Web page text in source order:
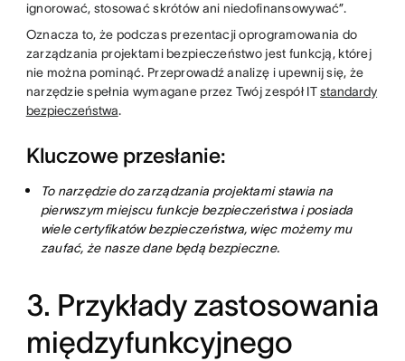
ignorować, stosować skrótów ani niedofinansowywać”.
Oznacza to, że podczas prezentacji oprogramowania do
zarządzania projektami bezpieczeństwo jest funkcją, której
nie można pominąć. Przeprowadź analizę i upewnij się, że
narzędzie spełnia wymagane przez Twój zespół ITstandardy
bezpieczeństwa.
Kluczowe przesłanie:
To narzędzie do zarządzania projektami stawia na
pierwszym miejscu funkcje bezpieczeństwa i posiada
wiele certyfikatów bezpieczeństwa, więc możemy mu
zaufać, że nasze dane będą bezpieczne.
3. Przykłady zastosowania
międzyfunkcyjnego